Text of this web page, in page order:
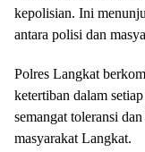
kepolisian. Ini
antara polisi dan
Polres Langkat
ketertiban dalam
semangat toleransi
masyarakat Langkat.